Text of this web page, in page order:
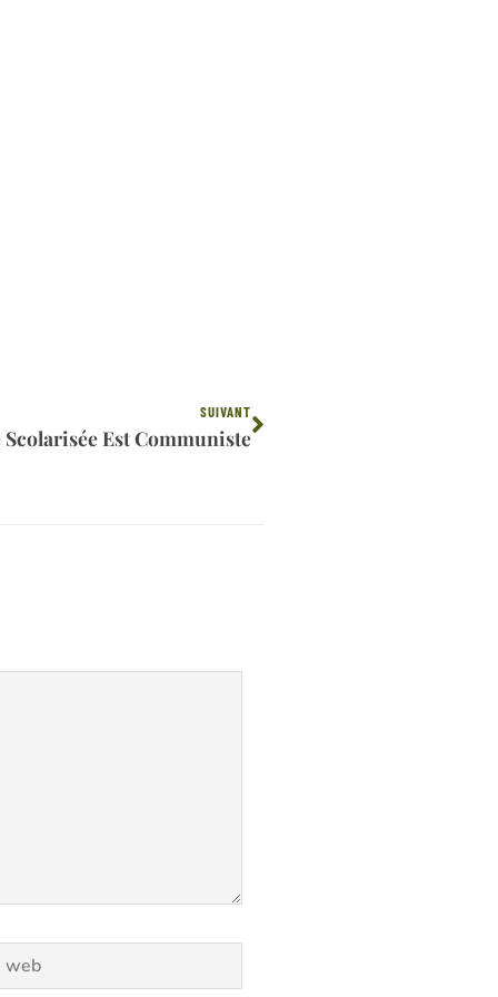
SUIVANT
Est Communiste
Suivant